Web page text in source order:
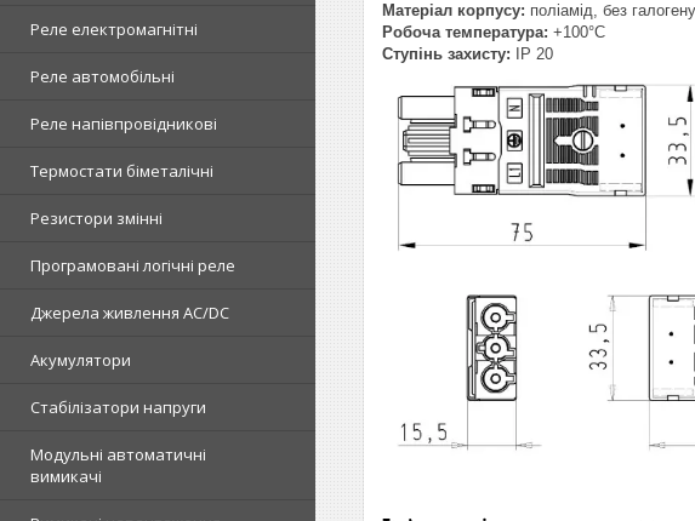
Реле електромагнітні
Реле автомобільні
Реле напівпровідникові
Термостати біметалічні
Резистори змінні
Програмовані логічні реле
Джерела живлення AC/DC
Акумулятори
Стабілізатори напруги
Модульні автоматичні
вимикачі
Матеріал корпусу: поліамід, без галогену
Робоча температура: +100°C
Ступінь захисту:
IP 20